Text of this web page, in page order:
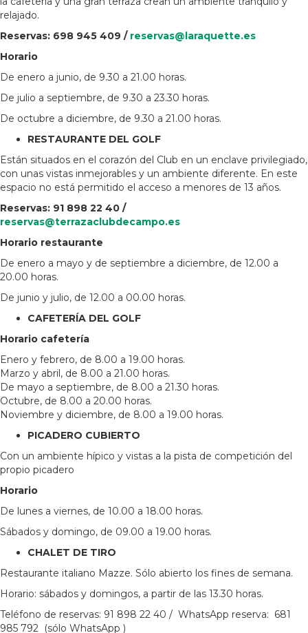
relajado.
Reservas: 698 945 409 / reservas@laraquette.es
Horario
De enero a junio, de 9.30 a 21.00 horas.
De julio a septiembre, de 9.30 a 23.30 horas.
De octubre a diciembre, de 9.30 a 21.00 horas.
RESTAURANTE DEL GOLF
Están situados en el corazón del Club en un enclave privilegiado,
con unas vistas inmejorables y un ambiente diferente. En este
espacio no está permitido el acceso a menores de 13 años.
Reservas: 91 898 22 40 /
reservas@terrazaclubdecampo.es
Horario restaurante
De enero a mayo y de septiembre a diciembre, de 12.00 a
20.00 horas.
De junio y julio, de 12.00 a 00.00 horas.
CAFETERÍA DEL GOLF
Horario cafetería
Enero y febrero, de 8.00 a 19.00 horas.
Marzo y abril, de 8.00 a 21.00 horas.
De mayo a septiembre, de 8.00 a 21.30 horas.
Octubre, de 8.00 a 20.00 horas.
Noviembre y diciembre, de 8.00 a 19.00 horas.
PICADERO CUBIERTO
Con un ambiente hípico y vistas a la pista de competición del
propio picadero
Horario
De lunes a viernes, de 10.00 a 18.00 horas.
Sábados y domingo, de 09.00 a 19.00 horas.
CHALET DE TIRO
Restaurante italiano Mazze. Sólo abierto los fines de semana.
Horario: sábados y domingos, a partir de las 13.30 horas.
Teléfono de reservas: 91 898 22 40 / WhatsApp reserva: 681
985 792 (sólo WhatsApp )